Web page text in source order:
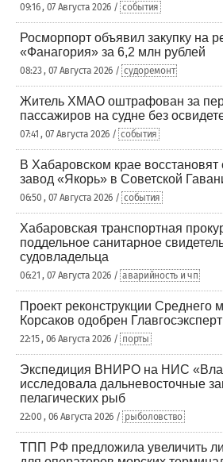
09:16 , 07 Августа 2026 / события
Росморпорт объявил закупку на
«Фанагория» за 6,2 млн рублей
08:23 , 07 Августа 2026 / судоремонт
Житель ХМАО оштрафован за
пассажиров на судне без
07:41 , 07 Августа 2026 / события
В Хабаровском крае
завод «Якорь» в Советской
06:50 , 07 Августа 2026 / события
Хабаровская транспортная
поддельное санитарное
судовладельца
06:21 , 07 Августа 2026 / аварийность и чп
Проект реконструкции Среднего
Корсаков одобрен
22:15 , 06 Августа 2026 / порты
Экспедиция ВНИРО на НИС
исследовала дальневосточные
пелагических рыб
22:00 , 06 Августа 2026 / рыболовство
ТПП РФ предложила увеличить